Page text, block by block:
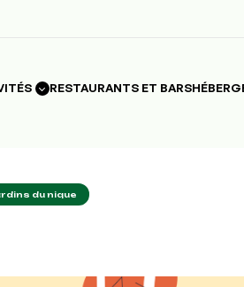
RESTAURANTS ET BARS
du nique